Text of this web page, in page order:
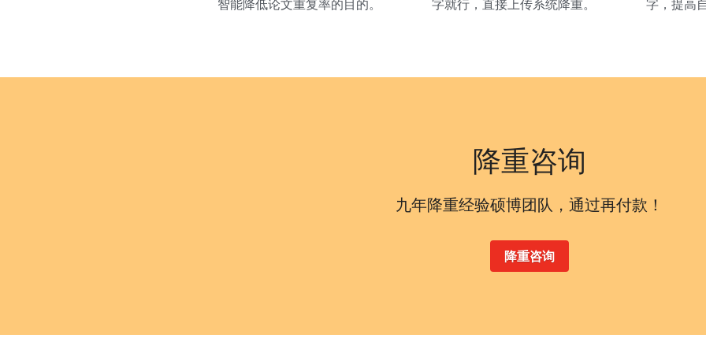
智能降低论文重复率的目的。
字就行，直接上传系统降重。
字，提高
降重咨询
九年降重经验硕博团队，通过再付款！
降重咨询